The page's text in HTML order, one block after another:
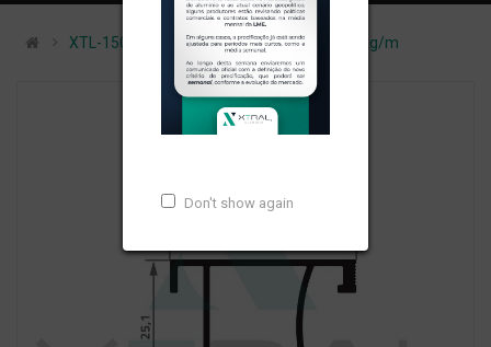
Don't show again
XTL-1509 - (DES-056) - PESO LINEAR: 0,53kg/m